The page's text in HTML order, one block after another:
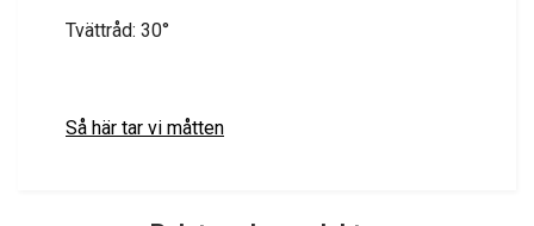
Tvättråd: 30°
Så här tar vi måtten